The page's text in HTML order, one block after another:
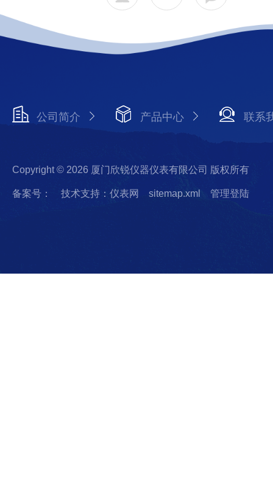
公司简介 产品中心 联系
Copyright © 2026 厦门欣锐仪器仪表有限公司 版权所有
备案号： 技术支持：仪表网 sitemap.xml 管理登陆